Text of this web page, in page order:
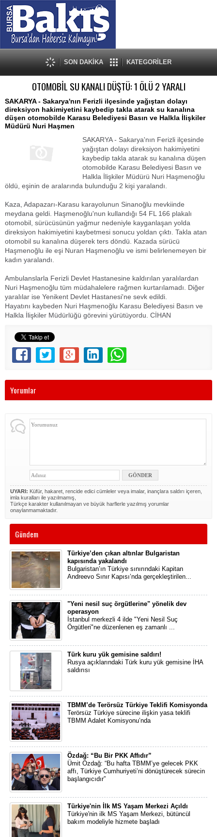
SON DAKİKA KATEGORİLER
OTOMOBİL SU KANALI DÜŞTÜ: 1 ÖLÜ 2 YARALI
SAKARYA - Sakarya'nın Ferizli ilçesinde yağıştan dolayı
direksiyon hakimiyetini kaybedip takla atarak su kanalına
düşen otomobilde Karasu Belediyesi Basın ve Halkla İlişkiler
Müdürü Nuri Haşmen
SAKARYA - Sakarya'nın Ferizli ilçesinde
yağıştan dolayı direksiyon hakimiyetini
kaybedip takla atarak su kanalına düşen
otomobilde Karasu Belediyesi Basın ve
Halkla İlişkiler Müdürü Nuri Haşmenoğlu
öldü, eşinin de aralarında bulunduğu 2 kişi yaralandı.
Kaza, Adapazarı-Karasu karayolunun Sinanoğlu mevkiinde
meydana geldi. Haşmenoğlu'nun kullandığı 54 FL 166 plakalı
otomobil, sürücüsünün yağmur nedeniyle kayganlaşan yolda
direksiyon hakimiyetini kaybetmesi sonucu yoldan çıktı. Takla atan
otomobil su kanalına düşerek ters döndü. Kazada sürücü
Haşmenoğlu ile eşi Nuran Haşmenoğlu ve ismi belirlenemeyen bir
kadın yaralandı.
Ambulanslarla Ferizli Devlet Hastanesine kaldırılan yaralılardan
Nuri Haşmenoğlu tüm müdahalelere rağmen kurtarılamadı. Diğer
yaralılar ise Yenikent Devlet Hastanesi'ne sevk edildi.
Hayatını kaybeden Nuri Haşmenoğlu Karasu Belediyesi Basın ve
Halkla İlişkiler Müdürlüğü görevini yürütüyordu. CİHAN
Yorumlar
UYARI: Küfür, hakaret, rencide edici cümleler veya imalar, inançlara saldırı içeren,
imla kuralları ile yazılmamış,
Türkçe karakter kullanılmayan ve büyük harflerle yazılmış yorumlar
onaylanmamaktadır.
Gündem
Türkiye’den çıkan altınlar Bulgaristan
kapısında yakalandı
Bulgaristan’ın Türkiye sınırındaki Kapitan
Andreevo Sınır Kapısı’nda gerçekleştirilen...
"Yeni nesil suç örgütlerine" yönelik dev
operasyon
İstanbul merkezli 4 ilde "Yeni Nesil Suç
Örgütleri"ne düzenlenen eş zamanlı ...
Türk kuru yük gemisine saldırı!
Rusya açıklarındaki Türk kuru yük gemisine İHA
saldırısı
TBMM’de Terörsüz Türkiye Teklifi Komisyonda
Terörsüz Türkiye sürecine ilişkin yasa teklifi
TBMM Adalet Komisyonu’nda
Özdağ: “Bu Bir PKK Affıdır”
Ümit Özdağ: “Bu hafta TBMM’ye gelecek PKK
affı, Türkiye Cumhuriyeti’ni dönüştürecek sürecin
başlangıcıdır”
Türkiye'nin İlk MS Yaşam Merkezi Açıldı
Türkiye'nin ilk MS Yaşam Merkezi, bütüncül
bakım modeliyle hizmete başladı